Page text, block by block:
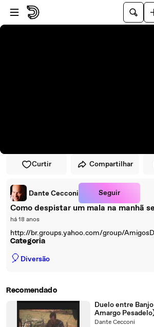
Pular para o player
Ir para o conteúdo principal
Curtir Compartilhar
Dante Cecconi Seguir
Como despistar um mala na manhã
há 18 anos
http://br.groups.yahoo.com/group/
Categoria
🎈 Diversão
Recomendado
Duelo entre
Amargo
Dante Cecconi